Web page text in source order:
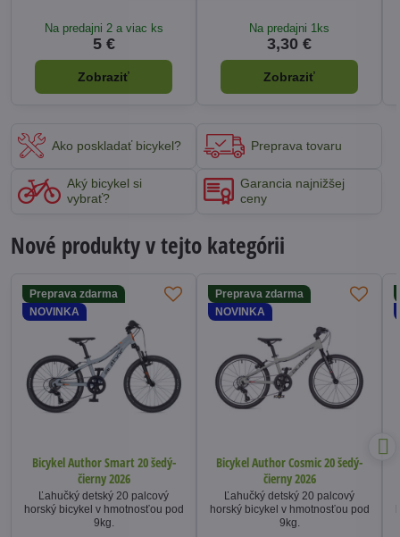
Na predajni 2 a viac ks
5 €
Zobraziť
Na predajni 1ks
3,30 €
Zobraziť
Ako poskladať bicykel? Preprava tovaru
Aký bicykel si
vybrať?
Garancia najnižšej
ceny
Nové produkty v tejto kategórii
Preprava zdarma
NOVINKA
Bicykel Author Smart 20 šedý-
čierny 2026
Ľahučký detský 20 palcový
horský bicykel v hmotnosťou pod
9kg.
Preprava zdarma
NOVINKA
Bicykel Author Cosmic 20 šedý-
čierny 2026
Ľahučký detský 20 palcový
horský bicykel v hmotnosťou pod
9kg.